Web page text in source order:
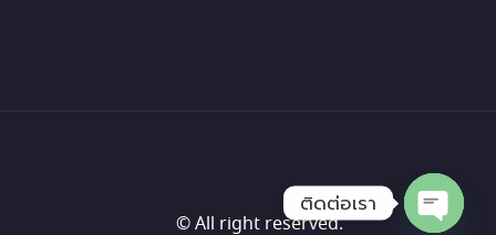
© All right reserved.
ติดต่อเรา